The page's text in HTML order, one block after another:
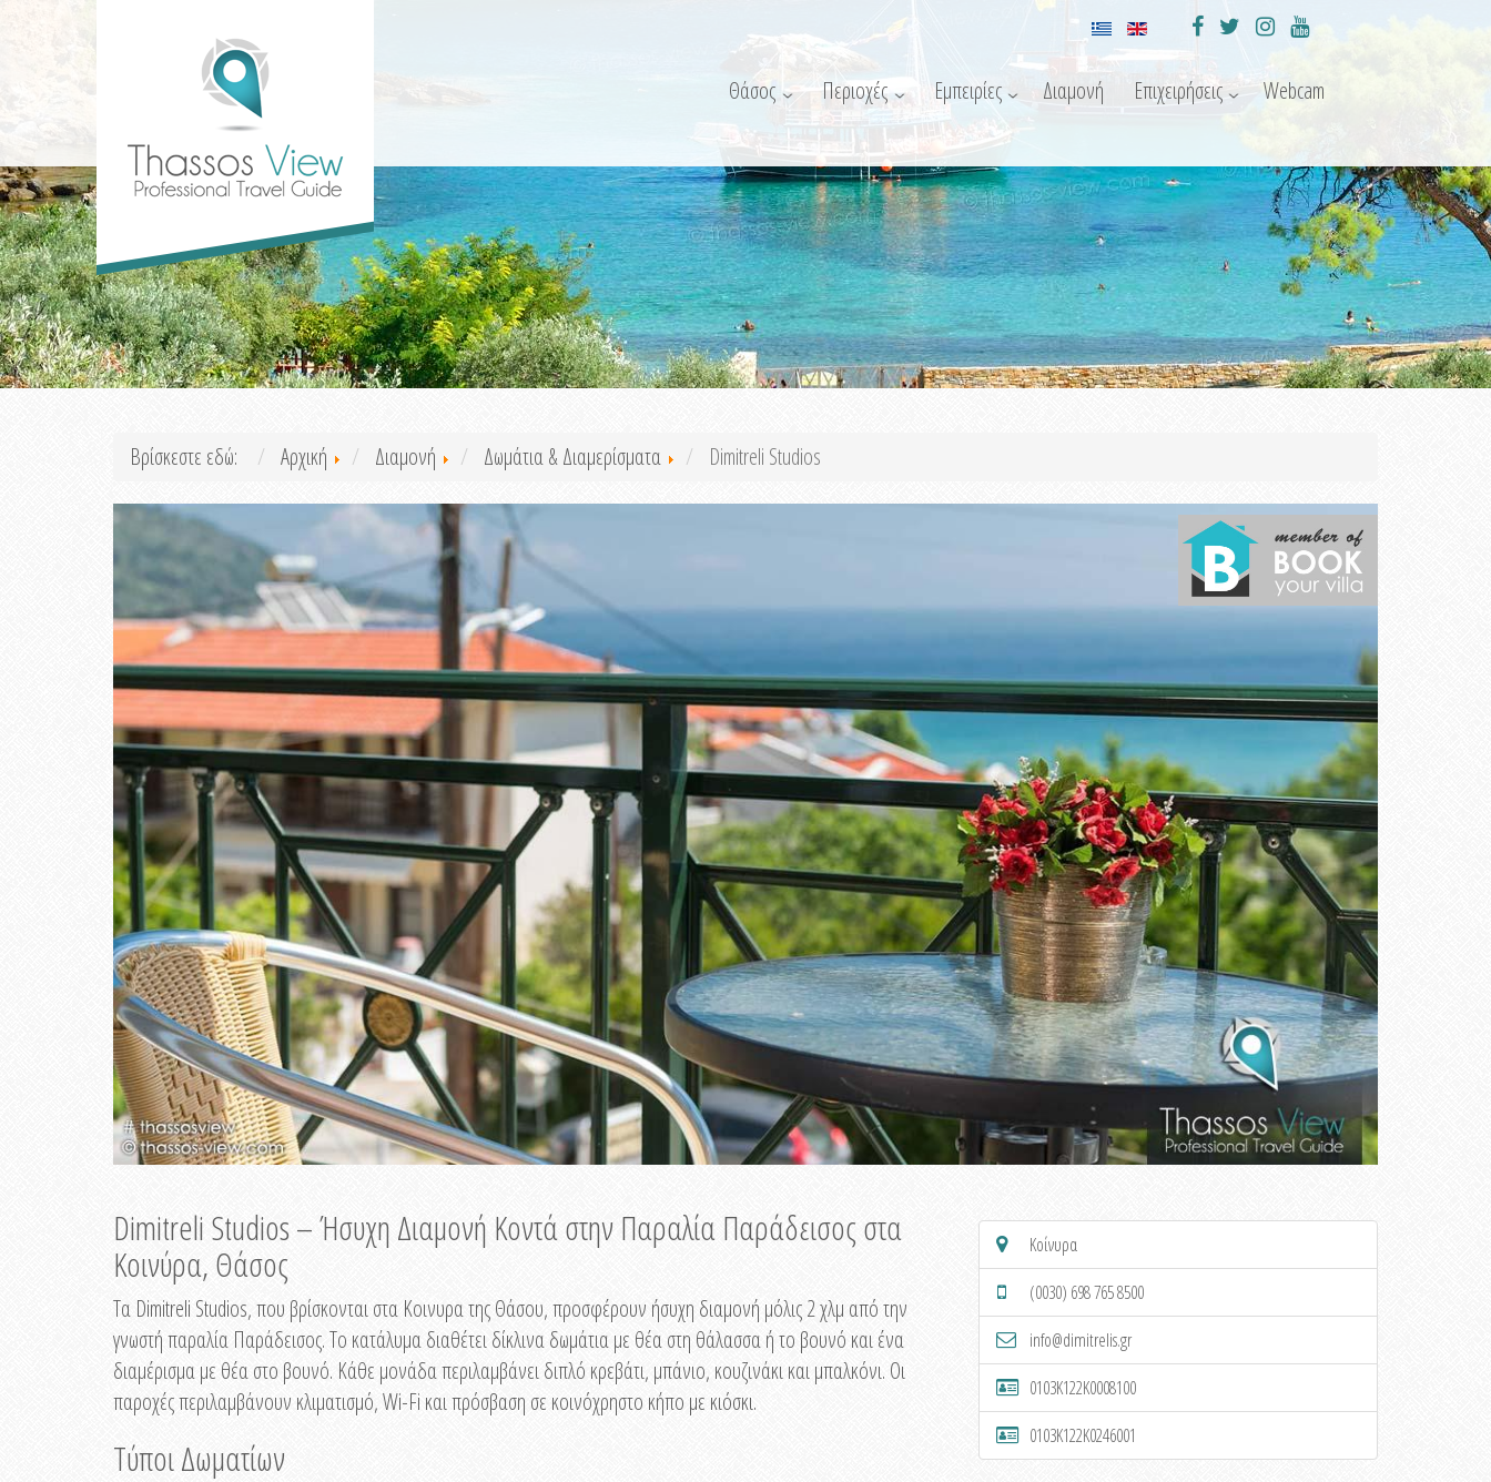
Θάσος Περιοχές Εμπειρίες Διαμονή Επιχειρήσεις Webcam
Βρίσκεστε εδώ: Αρχική Διαμονή Δωμάτια & Διαμερίσματα Dimitreli Studios
Dimitreli Studios – Ήσυχη Διαμονή Κοντά στην Παραλία Παράδεισος στα
Κοινύρα, Θάσος
Τα Dimitreli Studios, που βρίσκονται στα Κοινυρα της Θάσου, προσφέρουν ήσυχη διαμονή μόλις 2 χλμ από την
γνωστή παραλία Παράδεισος. Το κατάλυμα διαθέτει δίκλινα δωμάτια με θέα στη θάλασσα ή το βουνό και ένα
διαμέρισμα με θέα στο βουνό. Κάθε μονάδα περιλαμβάνει διπλό κρεβάτι, μπάνιο, κουζινάκι και μπαλκόνι. Οι
παροχές περιλαμβάνουν κλιματισμό, Wi-Fi και πρόσβαση σε κοινόχρηστο κήπο με κιόσκι.
Τύποι Δωματίων
Κοίνυρα
(0030) 698 765 8500
info@dimitrelis.gr
0103K122K0008100
0103K122K0246001